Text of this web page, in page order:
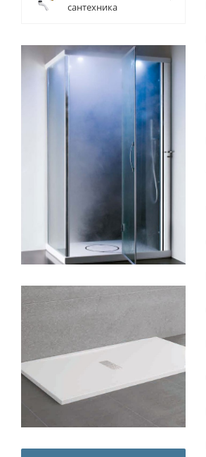
сантехника